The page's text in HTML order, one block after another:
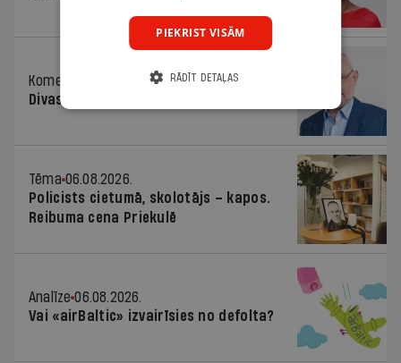
Komentārs
06.08.2026.
Divas koalīcijas
Tēma 06.08.2026.
Policists cietumā, skolotājs – kapos.
Reibuma cena Priekulē
Analīze 06.08.2026.
Vai «airBaltic» izvairīsies no defolta?
PIEKRIST VISĀM
RĀDĪT DETAĻAS